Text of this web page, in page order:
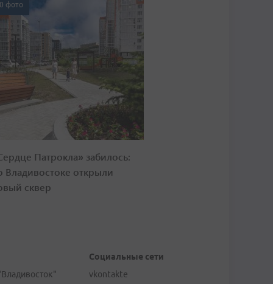
фото
Патрокла» забилось:
Владивостоке открыли
сквер
Социальные сети
vkontakte